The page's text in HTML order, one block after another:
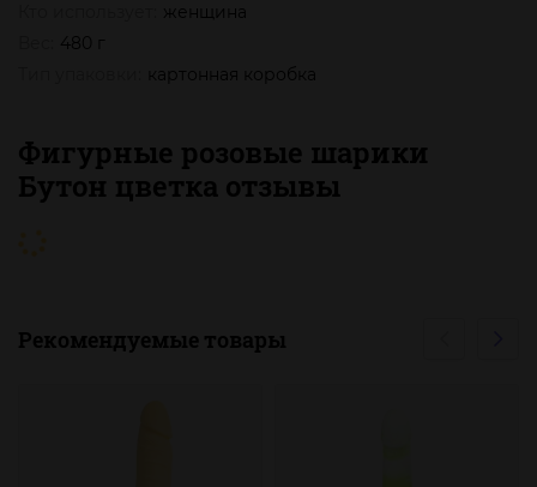
женщина
480 г
картонная коробка
Фигурные розовые шарики
Бутон цветка отзывы
Рекомендуемые товары